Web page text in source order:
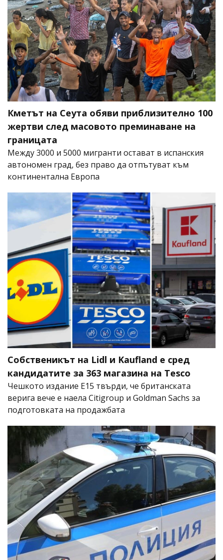
Кметът на Сеута обяви приблизително 100
жертви след масовото преминаване на
границата
Между 3000 и 5000 мигранти остават в испанския
автономен град, без право да отпътуват към
континентална Европа
Собственикът на Lidl и Kaufland е сред
кандидатите за 363 магазина на Tesco
Чешкото издание E15 твърди, че британската
верига вече е наела Citigroup и Goldman Sachs за
подготовката на продажбата